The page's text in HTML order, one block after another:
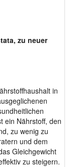
zu neuer
in
ein Nährstoff, den
zu wenig zu
und dem
Gleichgewicht
zu steigern.